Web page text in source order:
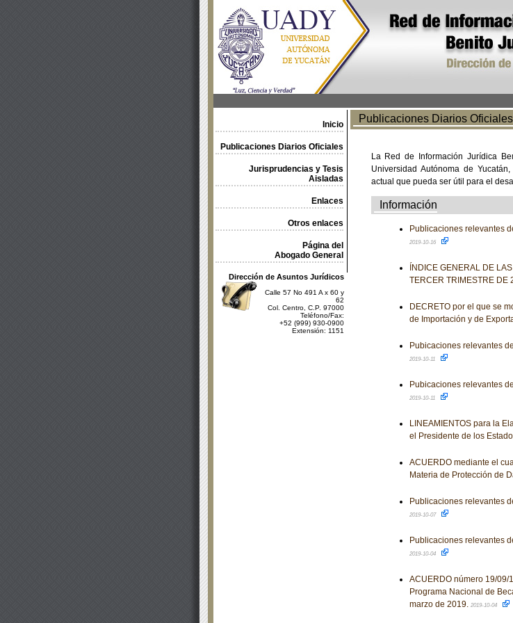
Inicio
Publicaciones Diarios Oficiales
Jurisprudencias y Tesis
Aisladas
Enlaces
Otros enlaces
Página del
Abogado General
Dirección de Asuntos Jurídicos
Calle 57 No 491 A x 60 y
62
Col. Centro, C.P. 97000
Teléfono/Fax:
+52 (999) 930-0900
Extensión: 1151
Publicaciones Diarios Oficiales
La Red de Información Jurídica
Universidad Autónoma de
actual que pueda ser útil para el
Información
Publicaciones relevantes
2019-10-16
ÍNDICE GENERAL DE
TERCER TRIMESTRE DE
DECRETO por el que se
de Importación y de
Pubicaciones relevantes
2019-10-11
Pubicaciones relevantes
2019-10-11
LINEAMIENTOS para la
el Presidente de los
ACUERDO mediante el
Materia de Protección de
Publicaciones relevantes
2019-10-07
Publicaciones relevantes
2019-10-04
ACUERDO número 19/09/
Programa Nacional de
marzo de 2019. 2019-10-04